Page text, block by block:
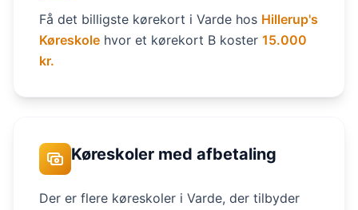
Få det billigste kørekort i Varde hos Hillerup's
Køreskole hvor et kørekort B koster 15.000
kr.
Køreskoler med afbetaling
Der er flere køreskoler i Varde, der tilbyder